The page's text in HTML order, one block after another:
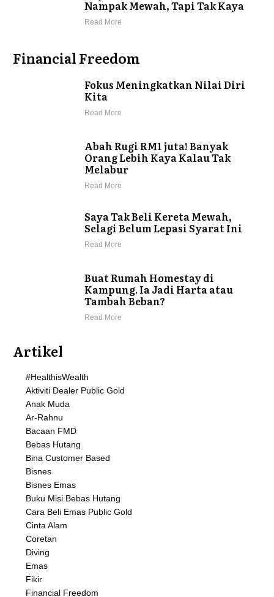
Nampak Mewah, Tapi Tak Kaya
Read More
Financial Freedom
Fokus Meningkatkan Nilai Diri
Kita
Read More
Abah Rugi RM1 juta! Banyak
Orang Lebih Kaya Kalau Tak
Melabur
Read More
Saya Tak Beli Kereta Mewah,
Selagi Belum Lepasi Syarat Ini
Read More
Buat Rumah Homestay di
Kampung. Ia Jadi Harta atau
Tambah Beban?
Read More
Artikel
#HealthisWealth
Aktiviti Dealer Public Gold
Anak Muda
Ar-Rahnu
Bacaan FMD
Bebas Hutang
Bina Customer Based
Bisnes
Bisnes Emas
Buku Misi Bebas Hutang
Cara Beli Emas Public Gold
Cinta Alam
Coretan
Diving
Emas
Fikir
Financial Freedom